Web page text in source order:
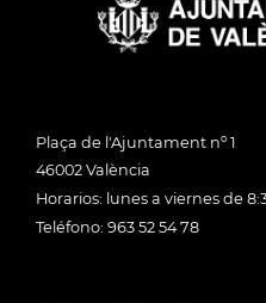
Plaça de l'Ajuntament nº 1
46002 València
Horarios: lunes a viernes de
Teléfono: 963 52 54 78